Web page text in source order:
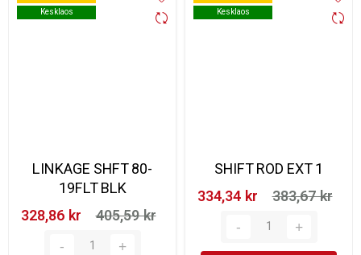
Kesklaos
Kesklaos
LINKAGE SHFT 80-
19FLT BLK
328,86 kr‎
405,59 kr‎
Kesklaos
Kesklaos
SHIFT ROD EXT 1
334,34 kr‎
383,67 kr‎